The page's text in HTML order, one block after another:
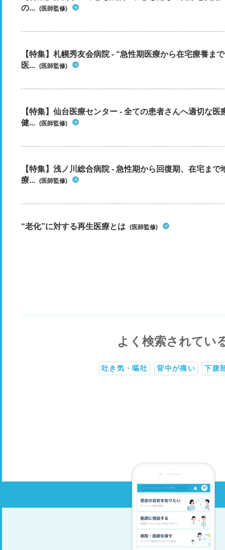
の... (医師監修)
【特集】札幌秀友会病院 - “急性期医療から在宅療養ま
医... (医師監修)
【特集】仙台医療センター - 全ての患者さんへ適切な
健... (医師監修)
【特集】浅ノ川総合病院 - 急性期から回復期、在宅ま
療... (医師監修)
“老化”に対する再生医療とは (医師監修)
よく検索されてい
吐き気・嘔吐 背中が痛い 下腹